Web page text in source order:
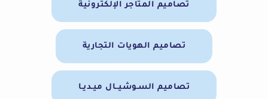
تصاميم المتاجر الإلكترونية
تصاميم الهويات التجارية
تصاميم السـوشيــال ميـديـا